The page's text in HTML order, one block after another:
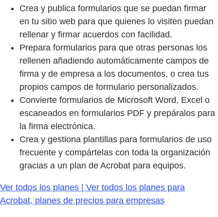
Crea y publica formularios que se puedan firmar
en tu sitio web para que quienes lo visiten puedan
rellenar y firmar acuerdos con facilidad.
Prepara formularios para que otras personas los
rellenen añadiendo automáticamente campos de
firma y de empresa a los documentos, o crea tus
propios campos de formulario personalizados.
Convierte formularios de Microsoft Word, Excel o
escaneados en formularios PDF y prepáralos para
la firma electrónica.
Crea y gestiona plantillas para formularios de uso
frecuente y compártelas con toda la organización
gracias a un plan de Acrobat para equipos.
Ver todos los planes | Ver todos los planes para
Acrobat, planes de precios para empresas